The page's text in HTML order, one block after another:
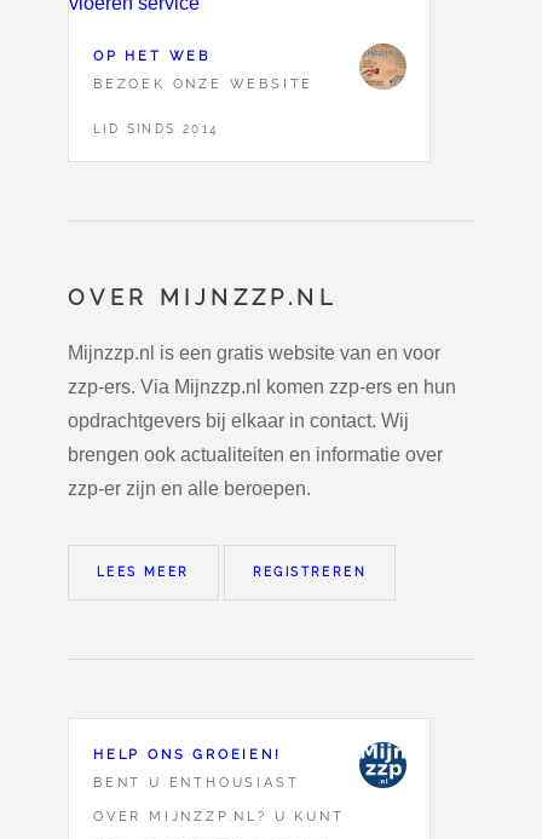
OP HET WEB
BEZOEK ONZE WEBSITE
LID SINDS 2014
OVER MIJNZZP.NL
Mijnzzp.nl is een gratis website van en voor
zzp-ers. Via Mijnzzp.nl komen zzp-ers en hun
opdrachtgevers bij elkaar in contact. Wij
brengen ook actualiteiten en informatie over
zzp-er zijn en alle beroepen.
LEES MEER REGISTREREN
HELP ONS GROEIEN!
BENT U ENTHOUSIAST
OVER MIJNZZP.NL? U KUNT